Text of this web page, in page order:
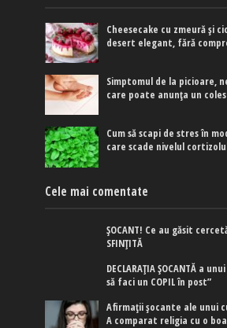
Cheesecake cu zmeură și
desert elegant, fără
Simptomul de la picioare,
care poate anunța un
Cum să scapi de stres în
care scade nivelul
Cele mai comentate
ȘOCANT! Ce au găsit
SFINȚITĂ
DECLARAȚIA ȘOCANTĂ a
să faci un COPIL în post”
Afirmaţii şocante ale unui
A comparat religia cu o